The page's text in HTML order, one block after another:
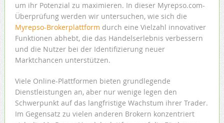
um ihr Potenzial zu maximieren. In dieser Myrepso.com-
Überprüfung werden wir untersuchen, wie sich die
Myrepso-Brokerplattform durch eine Vielzahl innovativer
Funktionen abhebt, die das Handelserlebnis verbessern
und die Nutzer bei der Identifizierung neuer
Marktchancen unterstützen.
Viele Online-Plattformen bieten grundlegende
Dienstleistungen an, aber nur wenige legen den
Schwerpunkt auf das langfristige Wachstum ihrer Trader.
Im Gegensatz zu vielen anderen Brokern konzentriert